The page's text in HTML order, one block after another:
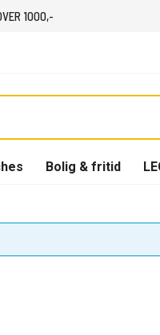
1000,-
Bolig & fritid